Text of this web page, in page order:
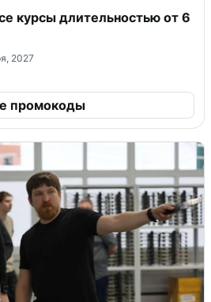
курсы длительностью от 6
2027
промокоды